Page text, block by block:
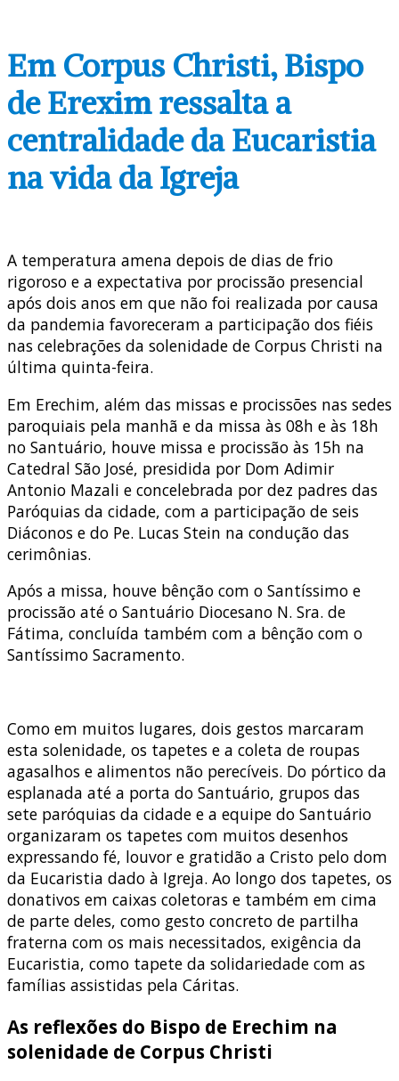
Em Corpus Christi, Bispo
de Erexim ressalta a
centralidade da Eucaristia
na vida da Igreja
A temperatura amena depois de dias de frio
rigoroso e a expectativa por procissão presencial
após dois anos em que não foi realizada por causa
da pandemia favoreceram a participação dos fiéis
nas celebrações da solenidade de Corpus Christi na
última quinta-feira.
Em Erechim, além das missas e procissões nas sedes
paroquiais pela manhã e da missa às 08h e às 18h
no Santuário, houve missa e procissão às 15h na
Catedral São José, presidida por Dom Adimir
Antonio Mazali e concelebrada por dez padres das
Paróquias da cidade, com a participação de seis
Diáconos e do Pe. Lucas Stein na condução das
cerimônias.
Após a missa, houve bênção com o Santíssimo e
procissão até o Santuário Diocesano N. Sra. de
Fátima, concluída também com a bênção com o
Santíssimo Sacramento.
Como em muitos lugares, dois gestos marcaram
esta solenidade, os tapetes e a coleta de roupas
agasalhos e alimentos não perecíveis. Do pórtico da
esplanada até a porta do Santuário, grupos das
sete paróquias da cidade e a equipe do Santuário
organizaram os tapetes com muitos desenhos
expressando fé, louvor e gratidão a Cristo pelo dom
da Eucaristia dado à Igreja. Ao longo dos tapetes, os
donativos em caixas coletoras e também em cima
de parte deles, como gesto concreto de partilha
fraterna com os mais necessitados, exigência da
Eucaristia, como tapete da solidariedade com as
famílias assistidas pela Cáritas.
As reflexões do Bispo de Erechim na
solenidade de Corpus Christi